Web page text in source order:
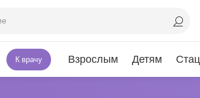
Взрослым Детям
К врачу